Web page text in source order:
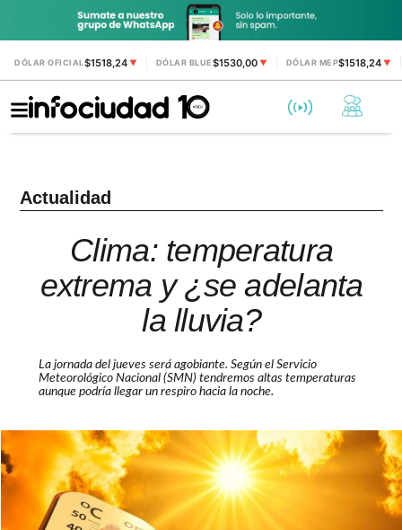
DÓLAR OFICIAL$1518,24 ▼ DÓLAR BLUE$1530,00 ▼ DÓLAR MEP$1518,24▼
Actualidad
Clima: temperatura
extrema y ¿se adelanta
la lluvia?
La jornada del jueves será agobiante. Según el Servicio
Meteorológico Nacional (SMN) tendremos altas temperaturas
aunque podría llegar un respiro hacia la noche.